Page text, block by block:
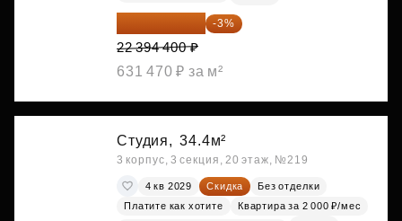
21 722 568 ₽ -3%
22 394 400 ₽
631 470 ₽ за м²
Студия, 34.4м²
3 корпус, 3 секция, 20 этаж, №219
4 кв 2029 Скидка
Без отделки
Платите как хотите
Квартира за 2 000 ₽/мес